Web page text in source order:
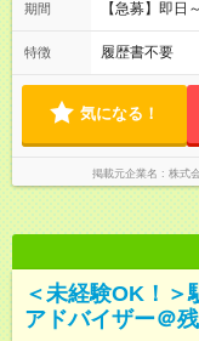
期間 【急募】即
特徴 履歴書不要
気になる！
掲載元企業名 株式
＜未経験OK！＞
アドバイザー＠